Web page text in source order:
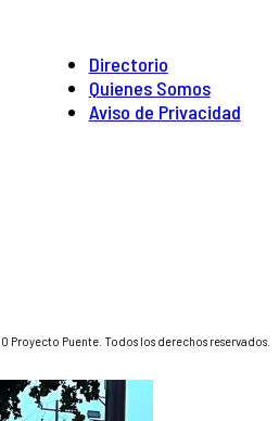
Directorio
Quienes Somos
Aviso de Privacidad
Proyecto Puente. Todos los derechos reservados.